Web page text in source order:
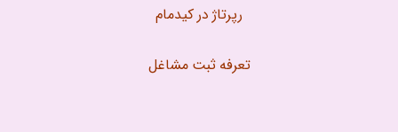
رپرتاژ در کیدمام
تعرفه ثبت مشاغل